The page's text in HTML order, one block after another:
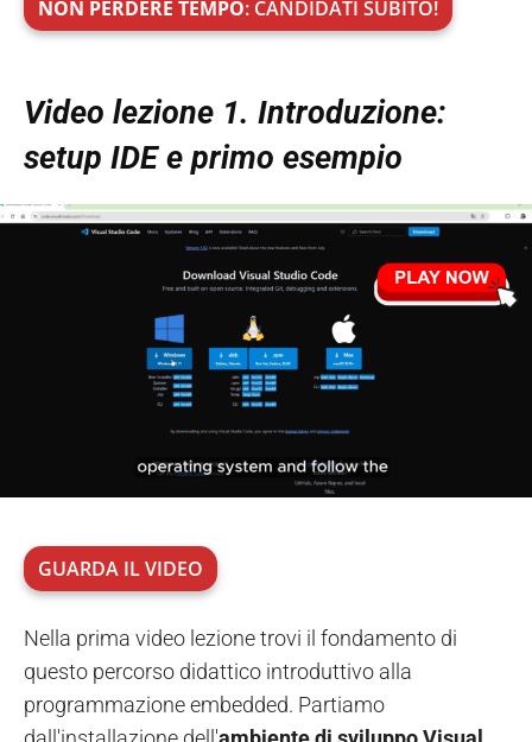
NON PERDERE TEMPO: CANDIDATI SUBITO!
Video lezione 1. Introduzione:
setup IDE e primo esempio
GUARDA IL VIDEO
Nella prima video lezione trovi il fondamento di
questo percorso didattico introduttivo alla
programmazione embedded. Partiamo